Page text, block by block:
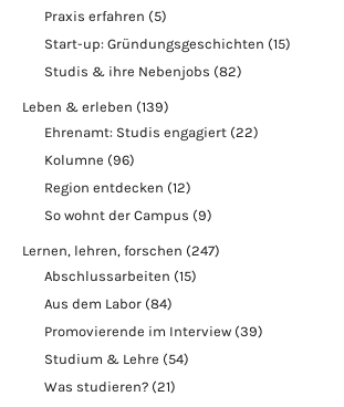
Praxis erfahren (5)
Start-up: Gründungsgeschichten (15)
Studis & ihre Nebenjobs (82)
Leben & erleben (139)
Ehrenamt: Studis engagiert (22)
Kolumne (96)
Region entdecken (12)
So wohnt der Campus (9)
Lernen, lehren, forschen (247)
Abschlussarbeiten (15)
Aus dem Labor (84)
Promovierende im Interview (39)
Studium & Lehre (54)
Was studieren? (21)